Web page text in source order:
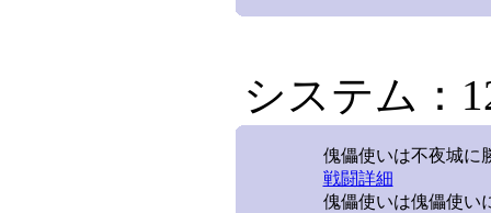
システム：
傀儡使いは不夜城に
戦闘詳細
傀儡使いは傀儡使い